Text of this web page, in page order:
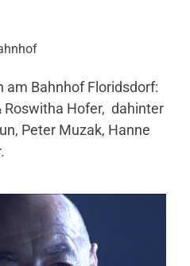
am Bahnhof Floridsdorf:
Roswitha Hofer, dahinter
Peter Muzak, Hanne